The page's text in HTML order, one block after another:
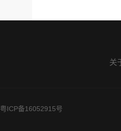
代理上海顶竹通讯
关
粤ICP备16052915号